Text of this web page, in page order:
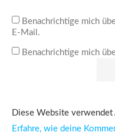
Benachrichtige mich
E-Mail.
Benachrichtige mich
Diese Website verwendet
Erfahre, wie deine